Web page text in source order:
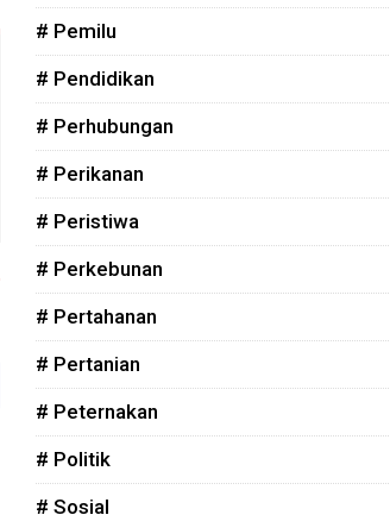
# Pemilu
# Pendidikan
# Perhubungan
# Perikanan
# Peristiwa
# Perkebunan
# Pertahanan
# Pertanian
# Peternakan
# Politik
# Sosial